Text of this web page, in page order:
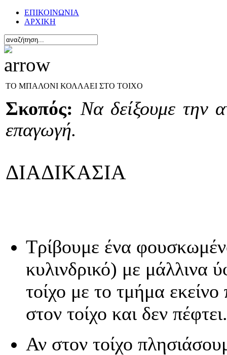
ΕΠΙΚΟΙΝΩΝΙΑ
ΑΡΧΙΚΗ
ΤΟ ΜΠΑΛΟΝΙ ΚΟΛΛΑΕΙ ΣΤΟ ΤΟΙΧΟ
Σκοπός: Να δείξουμε την
επαγωγή.
ΔΙΑΔΙΚΑΣΙΑ
Τρίβουμε ένα
κυλινδρικό) με μάλλινα
τοίχο με το τμήμα
στον τοίχο και δεν πέφτει.
Αν στον τοίχο